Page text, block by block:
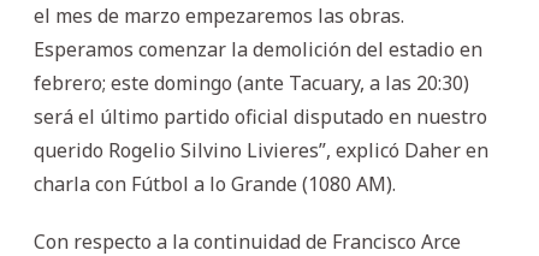
el mes de marzo empezaremos las obras.
Esperamos comenzar la demolición del estadio en
febrero; este domingo (ante Tacuary, a las 20:30)
será el último partido oficial disputado en nuestro
querido Rogelio Silvino Livieres”, explicó Daher en
charla con Fútbol a lo Grande (1080 AM).
Con respecto a la continuidad de Francisco Arce